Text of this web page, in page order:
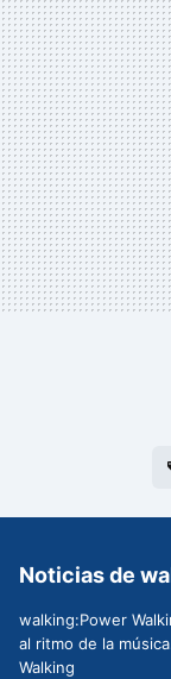
Noticias de
walking:Power
al ritmo de la
Walking